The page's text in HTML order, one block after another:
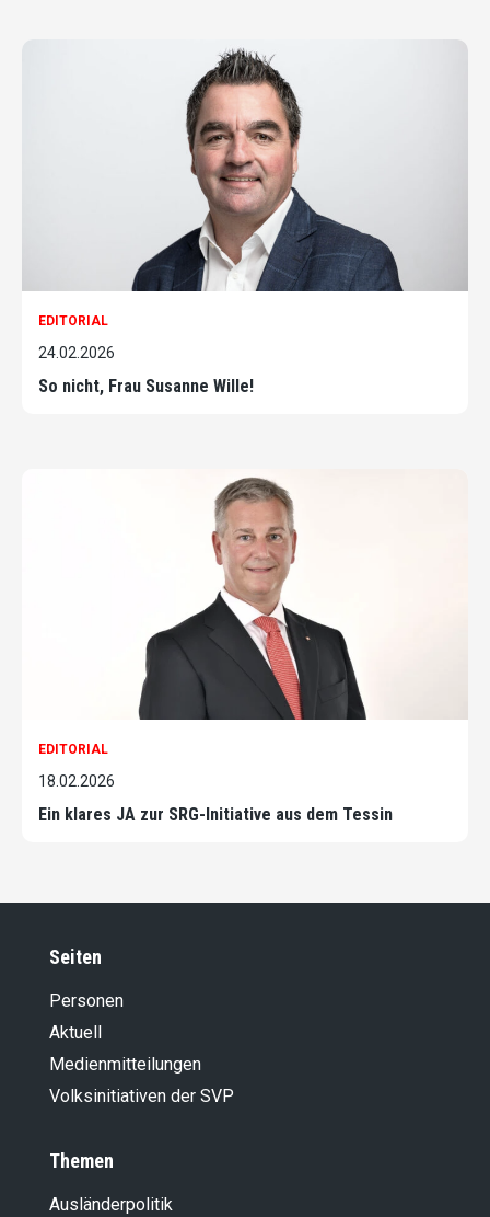
EDITORIAL
24.02.2026
So nicht, Frau Susanne Wille!
EDITORIAL
18.02.2026
Ein klares JA zur SRG-Initiative aus dem Tessin
Seiten
Personen
Aktuell
Medienmitteilungen
Volksinitiativen der SVP
Themen
Ausländer­politik